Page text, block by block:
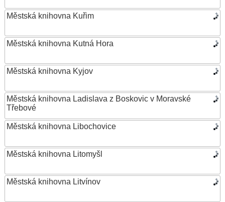
Městská knihovna Kuřim
Městská knihovna Kutná Hora
Městská knihovna Kyjov
Městská knihovna Ladislava z Boskovic v Moravské
Třebové
Městská knihovna Libochovice
Městská knihovna Litomyšl
Městská knihovna Litvínov